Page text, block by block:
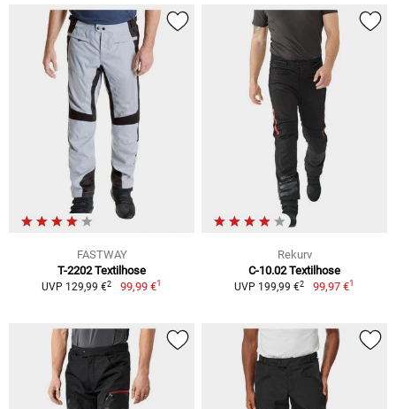
FASTWAY
T-2202 Textilhose
UVP 129,99 €2 99,99 €1
Rekurv
C-10.02 Textilhose
UVP 199,99 €2 99,97 €1